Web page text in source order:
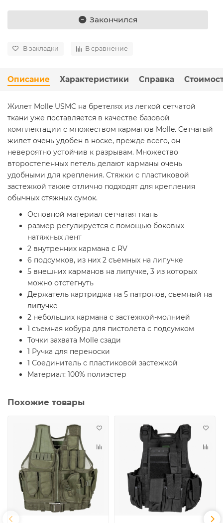
Закончился
В закладки В сравнение
Описание Характеристики Справка
Жилет Molle USMC на бретелях из легкой сетчатой
ткани уже поставляется в качестве базовой
комплектации с множеством карманов Molle. Сетчатый
жилет очень удобен в носке, прежде всего, он
невероятно устойчив к разрывам. Множество
второстепенных петель делают карманы очень
удобными для крепления. Стяжки с пластиковой
застежкой также отлично подходят для крепления
обычных стяжных сумок.
Основной материал сетчатая ткань
размер регулируется с помощью боковых
натяжных лент
2 внутренних кармана с RV
6 подсумков, из них 2 съемных на липучке
5 внешних карманов на липучке, 3 из которых
можно отстегнуть
Держатель картриджа на 5 патронов, съемный на
липучке
2 небольших кармана с застежкой-молнией
1 съемная кобура для пистолета с подсумком
Точки захвата Molle сзади
1 Ручка для переноски
1 Соединитель с пластиковой застежкой
Материал: 100% полиэстер
Похожие товары